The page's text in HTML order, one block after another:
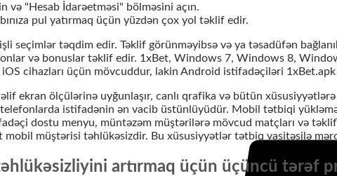
və "Hesab İdarəetməsi" bölməsini açın.
pul yatırmaq üçün yüzdən çox yol təklif edir.
seçimlər təqdim edir. Təklif görünməyibsə və ya təsadüfən
və bonuslar təklif edir. 1xBet, Windows 7, Windows 8,
cihazları üçün mövcuddur, lakin Android istifadəçiləri 1xBet.apk
ekran ölçülərinə uyğunlaşır, canlı qrafika və bütün
istifadənin ən vacib üstünlüyüdür. Mobil tətbiqi
dostu menyu, müntəzəm müştərilərə mövcud matçları və
mobil müştərisi təhlükəsizdir. Bu xüsusiyyətlər tətbiq vasitəsilə
artırmaq üçün üçüncü tərəf